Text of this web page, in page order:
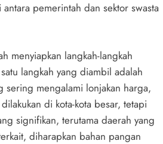
pemerintah dan sektor swasta
menyiapkan langkah-langkah
langkah yang diambil adalah
sering mengalami lonjakan harga,
di kota-kota besar, tetapi
signifikan, terutama daerah yang
diharapkan bahan pangan